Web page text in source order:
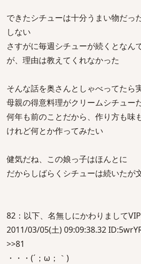
できたシチューは十分うまい物だっ
しない
さすがに毎週シチューが続くとなん
が、理由は教えてくれなかった
そんな話を奥さんとしゃべってたら
母親の得意料理がクリームシチュー
何年も前のことだから、作り方も味
けれど何とか作ってみたい
健気だね、この娘っ子はほんとに
だからしばらくシチューは続いたが
82：以下、名無しにかわりまして
2011/03/05(土) 09:09:38.32
>>81
・・・(´；ω；｀)